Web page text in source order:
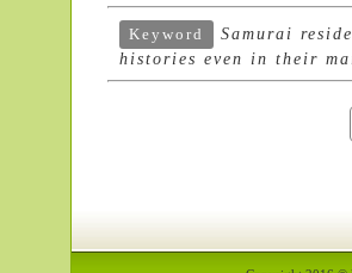
Keyword
Samurai
histories even in their